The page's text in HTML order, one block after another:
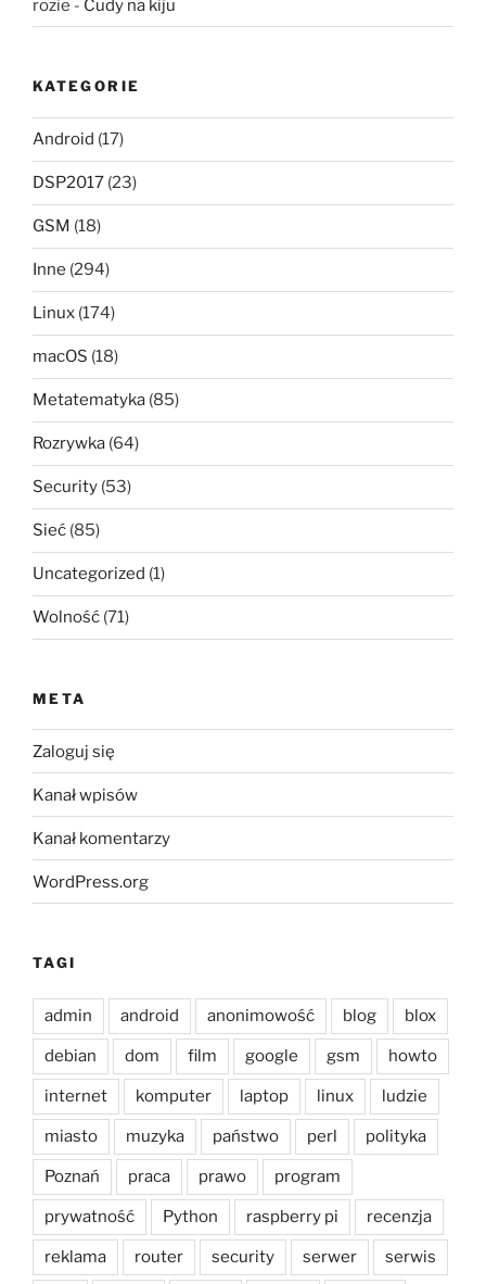
rozie - Cudy na kiju
KATEGORIE
Android (17)
DSP2017 (23)
GSM (18)
Inne (294)
Linux (174)
macOS (18)
Metatematyka (85)
Rozrywka (64)
Security (53)
Sieć (85)
Uncategorized (1)
Wolność (71)
META
Zaloguj się
Kanał wpisów
Kanał komentarzy
WordPress.org
TAGI
admin android anonimowość blog blox
debian dom film google gsm howto
internet komputer laptop linux ludzie
miasto muzyka państwo perl polityka
Poznań praca prawo program
prywatność Python raspberry pi recenzja
reklama router security serwer serwis